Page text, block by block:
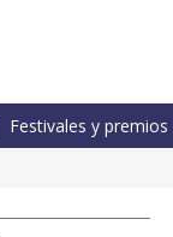
Festivales y premios